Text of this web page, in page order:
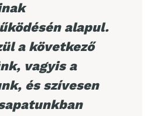
alapul.
a következő
vagyis a
és szívesen